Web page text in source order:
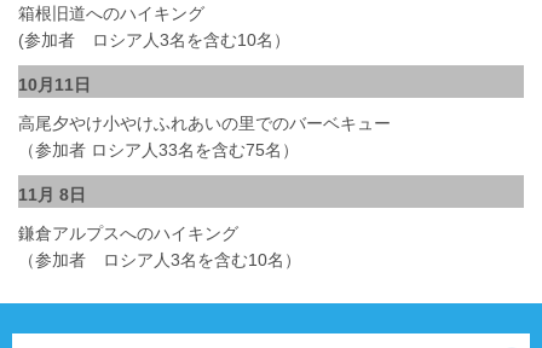
箱根旧道へのハイキング
(参加者 ロシア人3名を含む10名）
10月11日
高尾夕やけ小やけふれあいの里でのバーベキュー
（参加者 ロシア人33名を含む75名）
11月 8日
鎌倉アルプスへのハイキング
（参加者 ロシア人3名を含む10名）